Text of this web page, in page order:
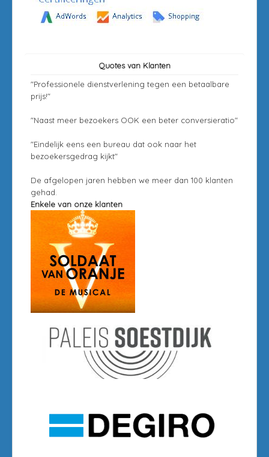
Quotes van Klanten
"Professionele dienstverlening tegen een betaalbare
prijs!"
"Naast meer bezoekers OOK een beter conversieratio"
"Eindelijk eens een bureau dat ook naar het
bezoekersgedrag kijkt"
De afgelopen jaren hebben we meer dan 100 klanten
gehad.
Enkele van onze klanten